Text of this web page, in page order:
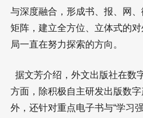
与深度融合，形成书、报、网
矩阵，建立全方位、立体式的
局一直在努力探索的方向。
据文芳介绍，外文出版社在数
方面，除积极自主研发出版数
外，还针对重点电子书与“学习